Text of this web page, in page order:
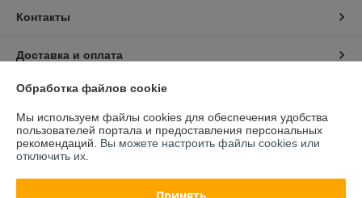
Контакты
Доставка и оплата
График работы
Полная версия сайта
Обработка файлов cookie
Мы используем файлы cookies для обеспечения удобства
пользователей портала и предоставления персональных
рекомендаций. Вы можете настроить файлы cookies или
отключить их.
Принять